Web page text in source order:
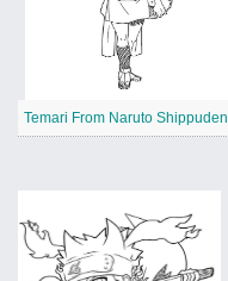
Temari From Naruto Shippuden